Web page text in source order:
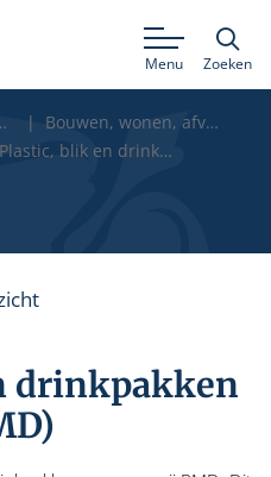
Menu Zoeken
Bouwen, wonen, afval en milieu
Plastic, blik en drinkpakken inzamelen (PMD)
drinkpakken